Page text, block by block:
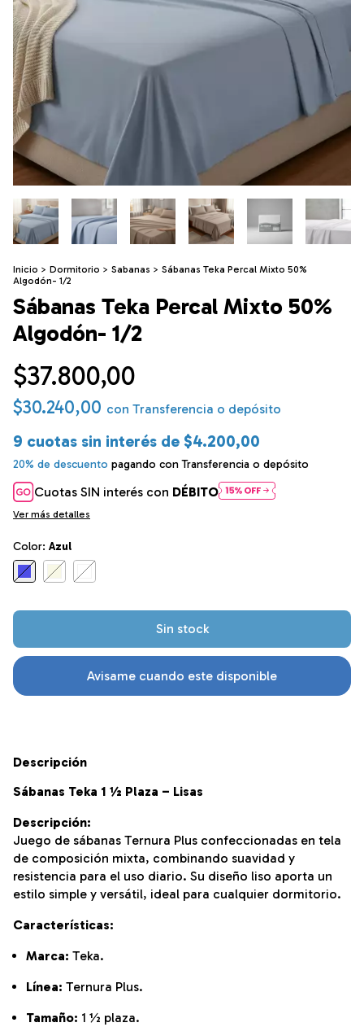
Inicio > Dormitorio > Sabanas > Sábanas Teka Percal Mixto 50%
Algodón- 1/2
Sábanas Teka Percal Mixto 50%
Algodón- 1/2
$37.800,00
$30.240,00 con Transferencia o depósito
Cuotas SIN interés con DÉBITO
9 cuotas sin interés de $4.200,00
20% de descuento pagando con Transferencia o depósito
Ver más detalles
Color: Azul
Avisame cuando este disponible
Descripción
Sábanas Teka 1 ½ Plaza – Lisas
Descripción:
Juego de sábanas Ternura Plus confeccionadas en tela
de composición mixta, combinando suavidad y
resistencia para el uso diario. Su diseño liso aporta un
estilo simple y versátil, ideal para cualquier dormitorio.
Características:
Marca: Teka.
Línea: Ternura Plus.
Tamaño: 1 ½ plaza.